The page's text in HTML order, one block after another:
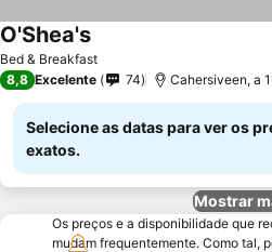
Bed & Breakfast
O'Shea's
8,8 Excelente 74 Cahersiveen, a
Selecione as datas para ver os
exatos.
Mostrar
Os preços e a disponibilidade que
mudam frequentemente. Como tal,